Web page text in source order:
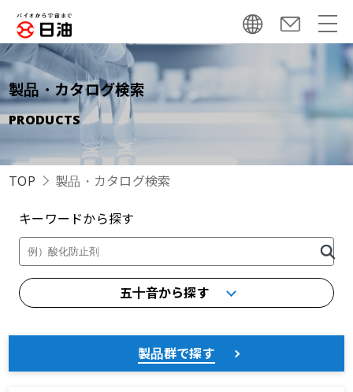
製品・カタログ検索
PRODUCTS
TOP 製品・カタログ検索
キーワードから探す
五十音から探す
製品群で探す